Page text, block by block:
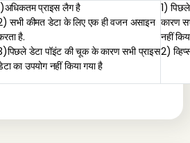
प्राइस लैग है
सभी कीमत डेटा के लिए एक ही वजन असाइन
है.
डेटा पॉइंट की चूक के कारण सभी प्राइस
का उपयोग नहीं किया गया है
1)
कारण
नहीं
2)